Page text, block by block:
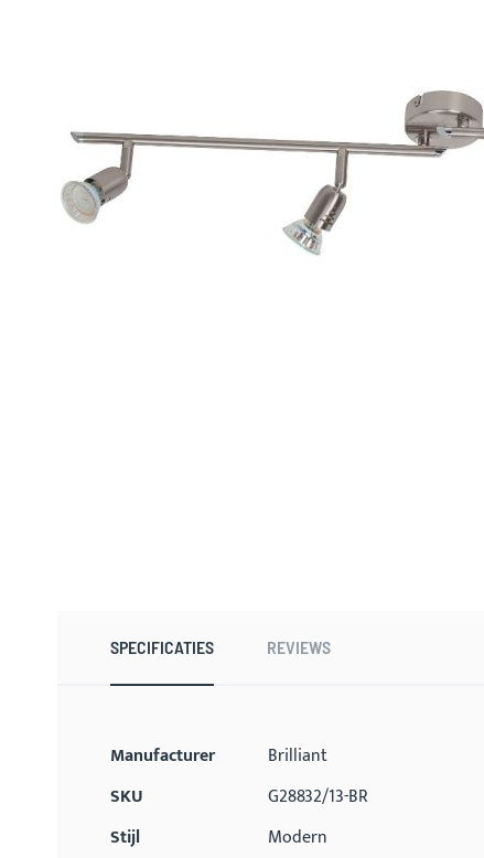
SPECIFICATIES REVIEWS
Meer
Manufacturer
Brilliant
SKU
G28832/13-BR
Stijl
Modern